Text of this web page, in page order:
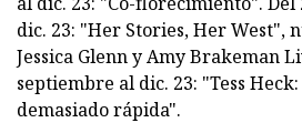
dic. 23: "Her Stories, Her West",
Jessica Glenn y Amy Brakeman
septiembre al dic. 23: "Tess
demasiado rápida".